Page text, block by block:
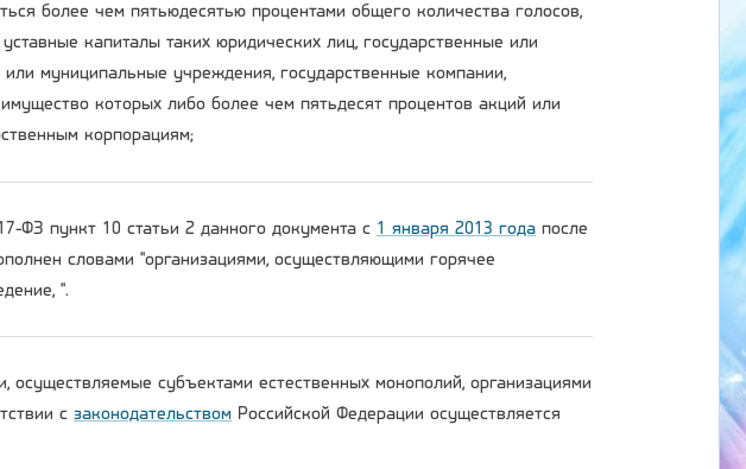
более чем пятьюдесятью процентами общего количества голосов,
капиталы таких юридических лиц, государственные или
муниципальные учреждения, государственные компании,
которых либо более чем пятьдесят процентов акций или
корпорациям;
ФЗ пункт 10 статьи 2 данного документа с 1 января 2013 года после
словами "организациями, осуществляющими горячее
".
субъектами естественных монополий, организациями
с законодательством Российской Федерации осуществляется